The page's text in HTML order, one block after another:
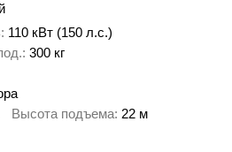
110 кВт (150 л.с.)
300 кг
Высота подъема 22 м